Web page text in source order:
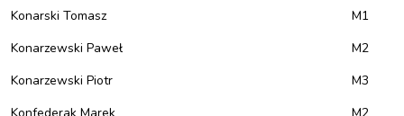
Konarski Tomasz
M1
Konarzewski Paweł
M2
Konarzewski Piotr
M3